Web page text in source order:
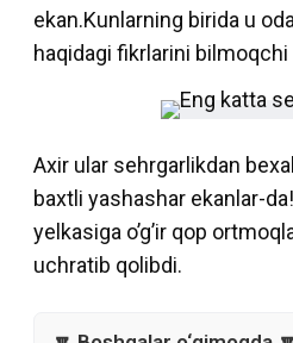
ekan.Kunlarning birida u
haqidagi fikrlarini bilmoqchi
Axir ular sehrgarlikdan
baxtli yashashar ekanlar-
yelkasiga o’g’ir qop
uchratib qolibdi.